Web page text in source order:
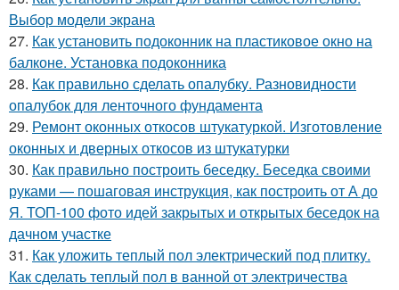
Выбор модели экрана
27. Как установить подоконник на пластиковое окно на
балконе. Установка подоконника
28. Как правильно сделать опалубку. Разновидности
опалубок для ленточного фундамента
29. Ремонт оконных откосов штукатуркой. Изготовление
оконных и дверных откосов из штукатурки
30. Как правильно построить беседку. Беседка своими
руками — пошаговая инструкция, как построить от А до
Я. ТОП-100 фото идей закрытых и открытых беседок на
дачном участке
31. Как уложить теплый пол электрический под плитку.
Как сделать теплый пол в ванной от электричества